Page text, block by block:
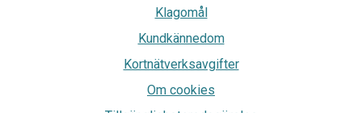
Klagomål
Kundkännedom
Kortnätverksavgifter
Om cookies